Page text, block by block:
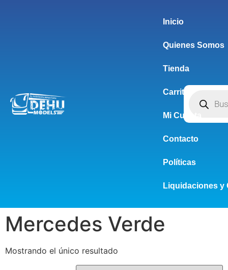
Inicio
Quienes Somos
Tienda
Carrito
Mi Cuenta
Contacto
Políticas
Liquidaciones y
Mercedes Verde
Mostrando el único resultado